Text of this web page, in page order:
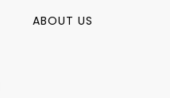
ABOUT US